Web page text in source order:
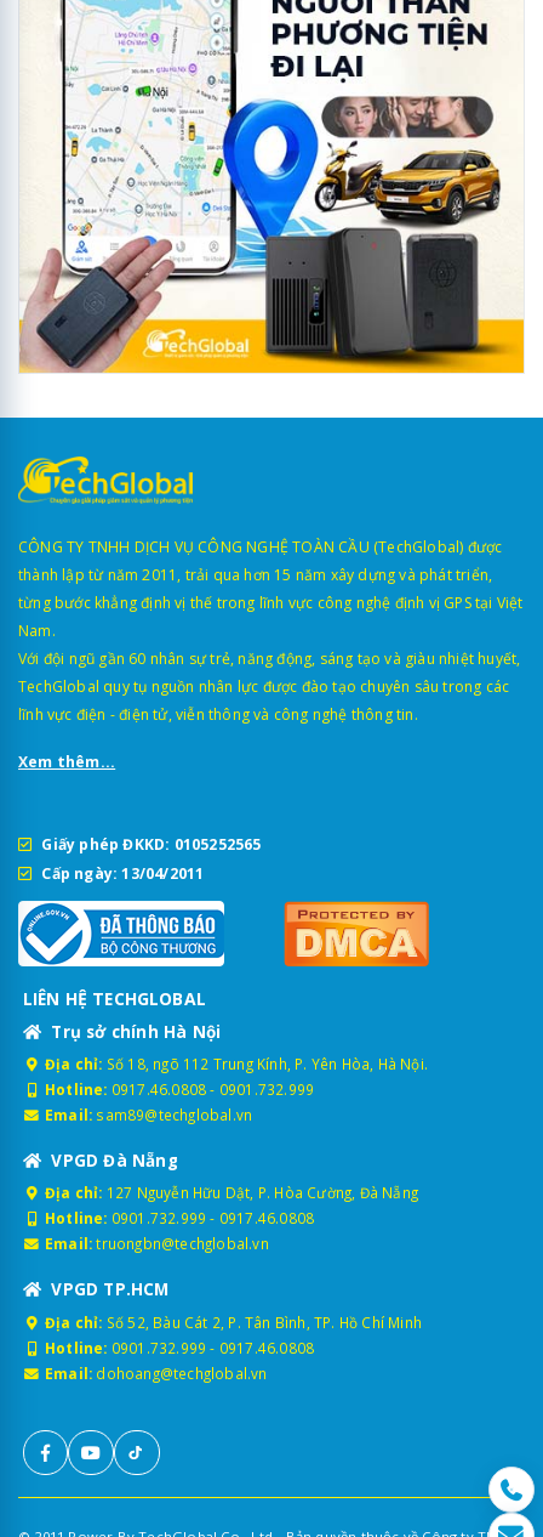
CÔNG TY TNHH DỊCH VỤ CÔNG NGHỆ TOÀN CẦU (TechGlobal) được
thành lập từ năm 2011, trải qua hơn 15 năm xây dựng và phát triển,
từng bước khẳng định vị thế trong lĩnh vực công nghệ định vị GPS tại Việt
Nam.
Với đội ngũ gần 60 nhân sự trẻ, năng động, sáng tạo và giàu nhiệt huyết,
TechGlobal quy tụ nguồn nhân lực được đào tạo chuyên sâu trong các
lĩnh vực điện - điện tử, viễn thông và công nghệ thông tin.
Xem thêm...
Giấy phép ĐKKD: 0105252565
Cấp ngày: 13/04/2011
LIÊN HỆ TECHGLOBAL
Trụ sở chính Hà Nội
Địa chỉ: Số 18, ngõ 112 Trung Kính, P. Yên Hòa, Hà Nội.
Hotline: 0917.46.0808- 0901.732.999
Email: sam89@techglobal.vn
VPGD Đà Nẵng
Địa chỉ: 127 Nguyễn Hữu Dật, P. Hòa Cường, Đà Nẵng
Hotline: 0901.732.999 - 0917.46.0808
Email: truongbn@techglobal.vn
VPGD TP.HCM
Địa chỉ: Số 52, Bàu Cát 2, P. Tân Bình, TP. Hồ Chí Minh
Hotline: 0901.732.999 - 0917.46.0808
Email: dohoang@techglobal.vn